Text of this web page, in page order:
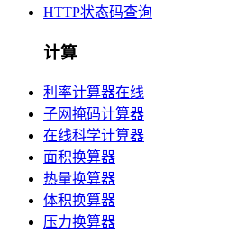
HTTP状态码查询
计算
利率计算器在线
子网掩码计算器
在线科学计算器
面积换算器
热量换算器
体积换算器
压力换算器